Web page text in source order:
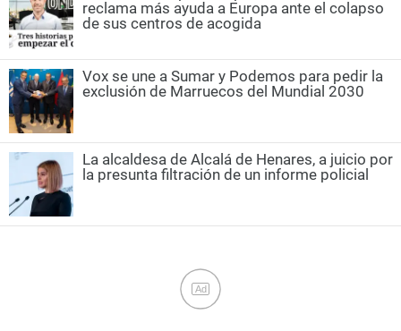
reclama más ayuda a Europa ante el colapso
de sus centros de acogida
Vox se une a Sumar y Podemos para pedir la
exclusión de Marruecos del Mundial 2030
La alcaldesa de Alcalá de Henares, a juicio por
la presunta filtración de un informe policial
Ad